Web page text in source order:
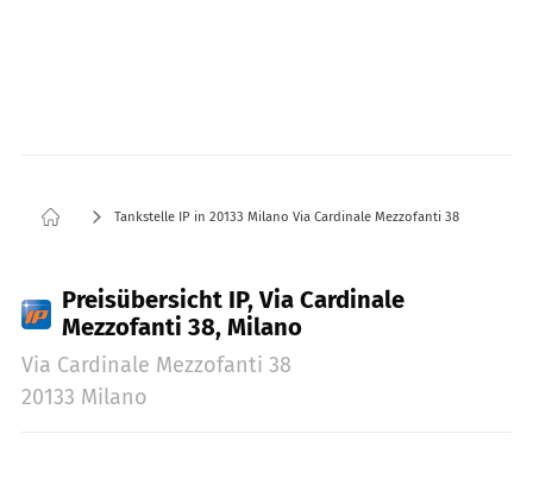
Tankstelle IP in 20133 Milano Via Cardinale Mezzofanti 38
Preisübersicht IP, Via Cardinale
Mezzofanti 38, Milano
Via Cardinale Mezzofanti 38
20133 Milano